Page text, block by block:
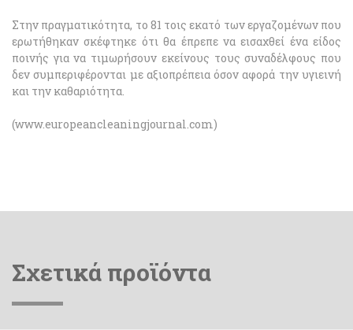
Στην πραγματικότητα, το 81 τοις εκατό των εργαζομένων που
ερωτήθηκαν σκέφτηκε ότι θα έπρεπε να εισαχθεί ένα είδος
ποινής για να τιμωρήσουν εκείνους τους συναδέλφους που
δεν συμπεριφέρονται με αξιοπρέπεια όσον αφορά την υγιεινή
και την καθαριότητα.
(www.europeancleaningjournal.com)
Σχετικά προϊόντα